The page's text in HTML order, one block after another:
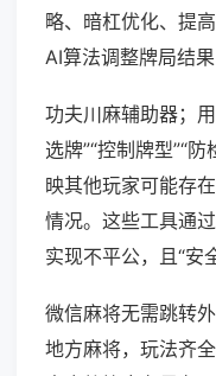
略、暗杠优化、提
AI算法调整牌局结果
功夫川麻辅助器；
选牌”“控制牌型”“
映其他玩家可能存
情况。这些工具通
实现不平公，且“安
微信麻将无需跳转
地方麻将，玩法齐